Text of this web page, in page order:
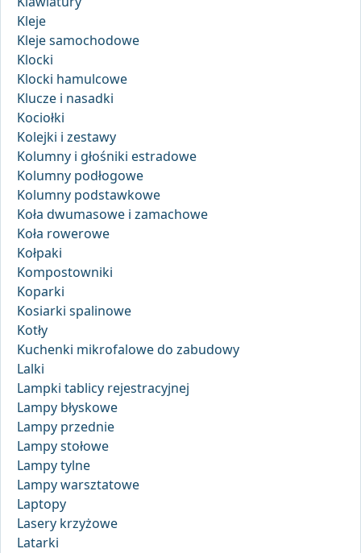
Kleje
Kleje samochodowe
Klocki
Klocki hamulcowe
Klucze i nasadki
Kociołki
Kolejki i zestawy
Kolumny i głośniki estradowe
Kolumny podłogowe
Kolumny podstawkowe
Koła dwumasowe i zamachowe
Koła rowerowe
Kołpaki
Kompostowniki
Koparki
Kosiarki spalinowe
Kotły
Kuchenki mikrofalowe do zabudowy
Lalki
Lampki tablicy rejestracyjnej
Lampy błyskowe
Lampy przednie
Lampy stołowe
Lampy tylne
Lampy warsztatowe
Laptopy
Lasery krzyżowe
Latarki